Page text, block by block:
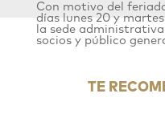
Con motivo del
días lunes 20 y
la sede
socios y público
TE